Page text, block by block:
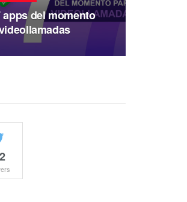
apps del momento